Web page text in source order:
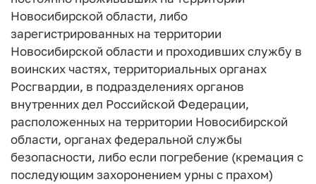
Новосибирской области, либо
зарегистрированных на территории
Новосибирской области и проходивших службу в
воинских частях, территориальных органах
Росгвардии, в подразделениях органов
внутренних дел Российской Федерации,
расположенных на территории Новосибирской
области, органах федеральной службы
безопасности, либо если погребение (кремация с
последующим захоронением урны с прахом)